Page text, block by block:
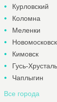
Курловский
Коломна
Меленки
Новомосковск
Кимовск
Гусь-
Чаплыгин
Все города